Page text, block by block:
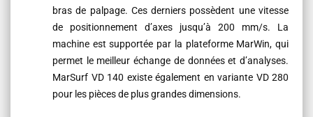
bras de palpage. Ces derniers possèdent une vitesse
de positionnement d’axes jusqu’à 200 mm/s. La
machine est supportée par la plateforme MarWin, qui
permet le meilleur échange de données et d’analyses.
MarSurf VD 140 existe également en variante VD 280
pour les pièces de plus grandes dimensions.